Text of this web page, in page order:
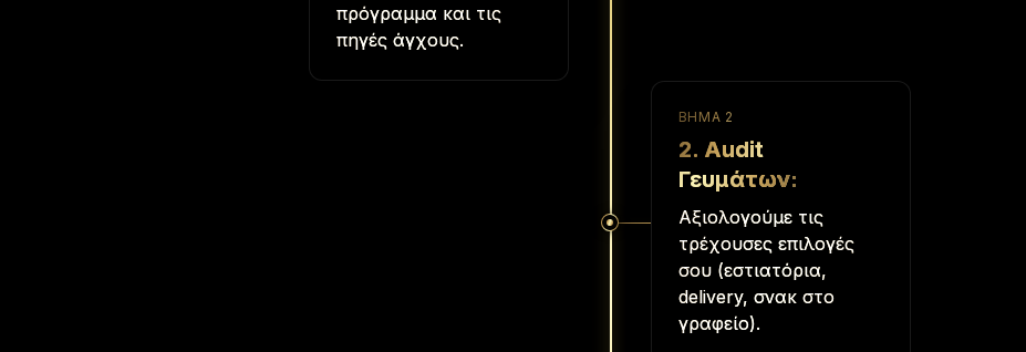
πρόγραμμα και τις
πηγές άγχους.
ΒΉΜΑ 2
2. Audit
Γευμάτων:
Αξιολογούμε τις
τρέχουσες επιλογές
σου (εστιατόρια,
delivery, σνακ στο
γραφείο).